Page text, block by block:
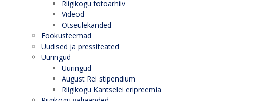
Riigikogu fotoarhiiv
Videod
Otseülekanded
Fookusteemad
Uudised ja pressiteated
Uuringud
Uuringud
August Rei stipendium
Riigikogu Kantselei eripreemia